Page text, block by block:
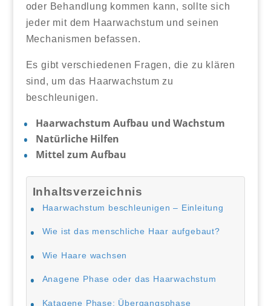
oder Behandlung kommen kann, sollte sich
jeder mit dem Haarwachstum und seinen
Mechanismen befassen.
Es gibt verschiedenen Fragen, die zu klären
sind, um das Haarwachstum zu
beschleunigen.
Haarwachstum Aufbau und Wachstum
Natürliche Hilfen
Mittel zum Aufbau
Inhaltsverzeichnis
Haarwachstum beschleunigen – Einleitung
Wie ist das menschliche Haar aufgebaut?
Wie Haare wachsen
Anagene Phase oder das Haarwachstum
Katagene Phase: Übergangsphase